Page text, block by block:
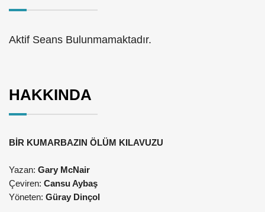
Aktif Seans Bulunmamaktadır.
HAKKINDA
BİR KUMARBAZIN ÖLÜM KILAVUZU
Yazan: Gary McNair
Çeviren: Cansu Aybaş
Yöneten: Güray Dinçol